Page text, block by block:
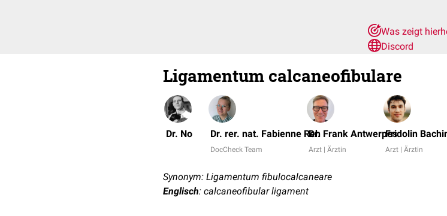
Was zeigt
Discord
Ligamentum calcaneofibulare
Dr. No Dr. rer. nat. Fabienne Reh
DocCheck Team
Dr. Frank Antwerpes
Arzt | Ärztin
Fridolin
Arzt | Ärztin
Synonym: Ligamentum fibulocalcaneare
Englisch: calcaneofibular ligament